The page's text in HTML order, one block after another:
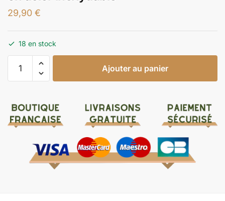
29,90 €
18 en stock
Ajouter au panier